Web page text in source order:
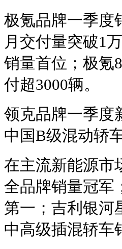
极氪品牌一季度
月交付量突破1
销量首位；极氪
付超3000辆。
领克品牌一季度
中国B级混动轿
在主流新能源市
全品牌销量冠军
第一；吉利银河
中高级插混轿车